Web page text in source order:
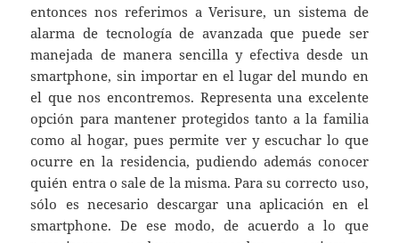
entonces nos referimos a Verisure, un sistema de
alarma de tecnología de avanzada que puede ser
manejada de manera sencilla y efectiva desde un
smartphone, sin importar en el lugar del mundo en
el que nos encontremos. Representa una excelente
opción para mantener protegidos tanto a la familia
como al hogar, pues permite ver y escuchar lo que
ocurre en la residencia, pudiendo además conocer
quién entra o sale de la misma. Para su correcto uso,
sólo es necesario descargar una aplicación en el
smartphone. De ese modo, de acuerdo a lo que